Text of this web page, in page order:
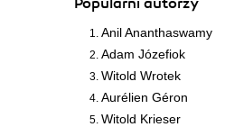
Popularni autorzy
Anil Ananthaswamy
Adam Józefiok
Witold Wrotek
Aurélien Géron
Witold Krieser